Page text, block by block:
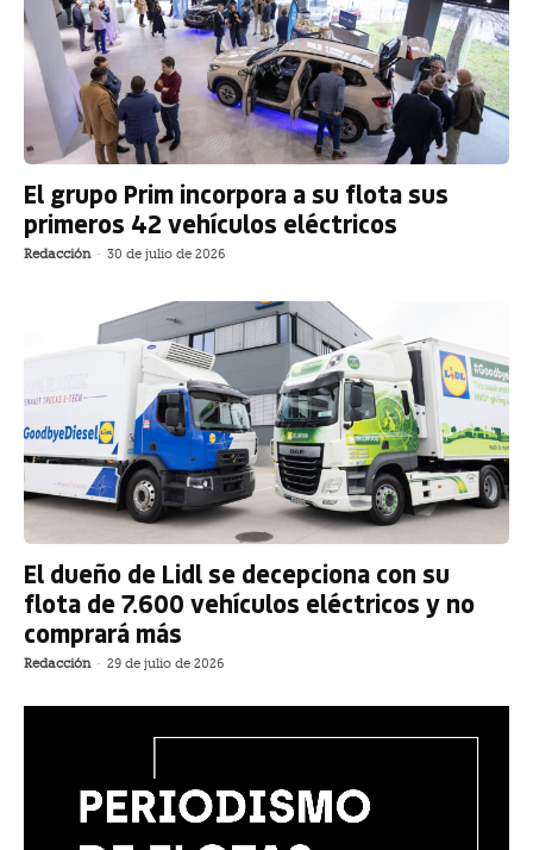
El grupo Prim incorpora a su flota sus
primeros 42 vehículos eléctricos
Redacción - 30 de julio de 2026
El dueño de Lidl se decepciona con su
flota de 7.600 vehículos eléctricos y no
comprará más
Redacción - 29 de julio de 2026